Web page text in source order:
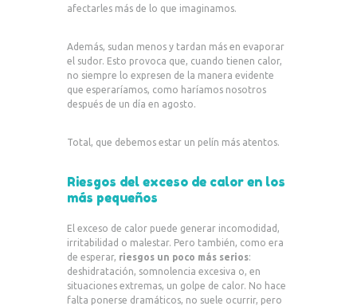
afectarles más de lo que imaginamos.
Además, sudan menos y tardan más en evaporar
el sudor. Esto provoca que, cuando tienen calor,
no siempre lo expresen de la manera evidente
que esperaríamos, como haríamos nosotros
después de un día en agosto.
Total, que debemos estar un pelín más atentos.
Riesgos del exceso de calor en los
más pequeños
El exceso de calor puede generar incomodidad,
irritabilidad o malestar. Pero también, como era
de esperar, riesgos un poco más serios:
deshidratación, somnolencia excesiva o, en
situaciones extremas, un golpe de calor. No hace
falta ponerse dramáticos, no suele ocurrir, pero